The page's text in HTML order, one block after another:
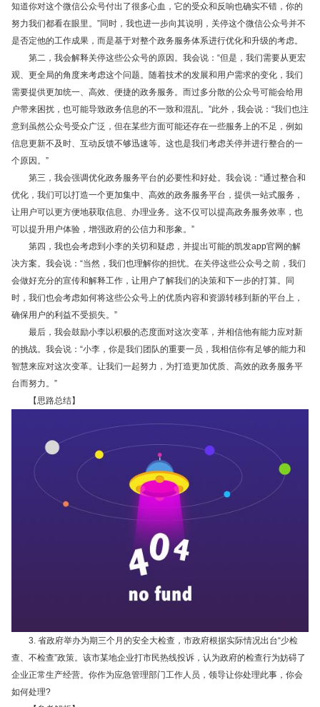
知道你对这个微信公众号付出了很多心血，它的受众和反响也确实不错，你的
努力我们都看在眼里。”同时，我也进一步向其说明，关停这个微信公众号并不
是否定他的工作成果，而是基于对整个政务服务体系进行优化和升级的考虑。
第二，我会解释关停这些公众号的原因。我会说：“但是，我们需要从更宏
观、更全局的角度来考虑这个问题。随着技术的发展和用户需求的变化，我们
需要提供更加统一、高效、便捷的政务服务。而过多分散的公众号可能会给用
户带来困扰，也可能导致政务信息的不一致和混乱。”此外，我会说：“我们也注
意到虽然公众号受众广泛，但在某些方面可能还存在一些服务上的不足，例如
信息更新不及时、互动反馈不够迅速等。这也是我们考虑关停并进行整合的一
个原因。”
第三，我会强调优化政务服务平台的必要性和好处。我会说：“通过整合和
优化，我们可以打造一个更加集中、高效的政务服务平台，提供一站式服务，
让用户可以更方便地获取信息、办理业务。这不仅可以提高政务服务效率，也
可以提升用户体验，增强政府的公信力和形象。”
第四，我也会考虑到小李的关切和疑虑，并提出可能的凯发app官网的解
决方案。我会说：“当然，我们也理解你的担忧。在关停这些公众号之前，我们
会做好充分的宣传和解释工作，让用户了解我们的决策和下一步的打算。同
时，我们也会考虑如何将这些公众号上的优质内容和资源转移到新的平台上，
确保用户的利益不受损失。”
最后，我会鼓励小李以积极的态度面对这次变革，并相信他有能力应对新
的挑战。我会说：“小李，你是我们团队的重要一员，我相信你有足够的能力和
智慧来应对这次变革。让我们一起努力，为打造更加优质、高效的政务服务平
台而努力。”
【思路总结】
3. 省政府举办为期三个月的安全大检查，市政府根据实际情况出台“少检
查、不检查”政策。该市某地企业打市民热线投诉，认为政府的检查行为妨碍了
企业正常生产经营。你作为应急管理部门工作人员，领导让你处理此事，你会
如何处理?